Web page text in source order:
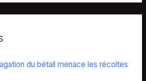
du bétail menace les récoltes